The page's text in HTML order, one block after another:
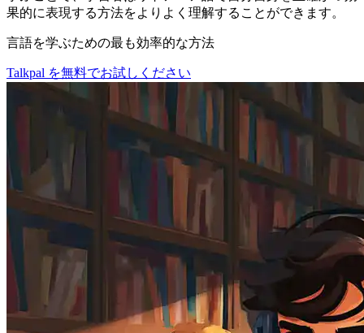
果的に表現する方法をよりよく理解することができます。
言語を学ぶための最も効率的な方法
Talkpal を無料でお試しください